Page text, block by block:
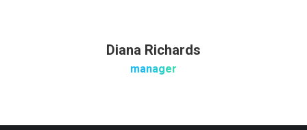
Diana Richards
manager